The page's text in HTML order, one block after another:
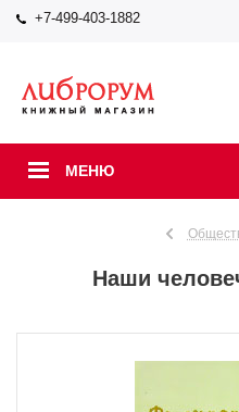
+7-499-403-1882
МЕНЮ
Наши